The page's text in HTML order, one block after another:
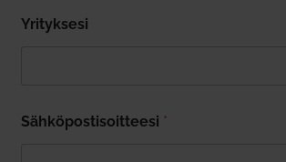
Yri­tyksesi
Säh­kö­pos­ti­soit­teesi *